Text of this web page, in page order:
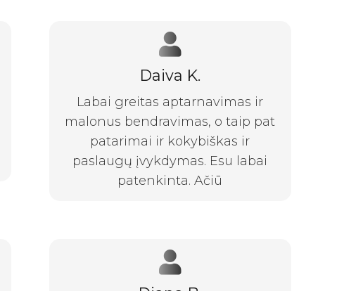
Daiva K.
Labai greitas aptarnavimas ir
malonus bendravimas, o taip pat
patarimai ir kokybiškas ir
paslaugų įvykdymas. Esu labai
patenkinta. Ačiū